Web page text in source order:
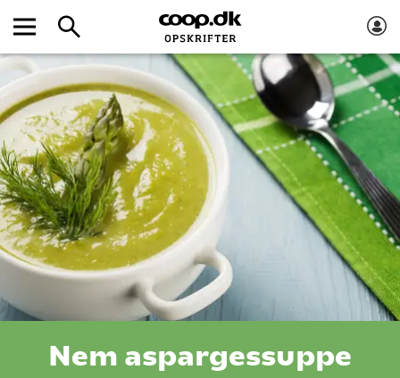
Nem aspargessuppe